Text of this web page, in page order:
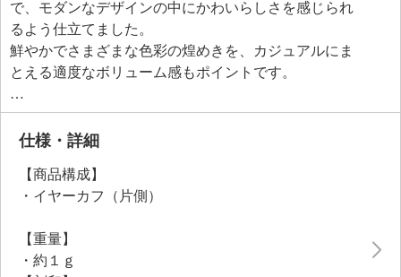
で、モダンなデザインの中にかわいらしさを感じられ
るよう仕立てました。
鮮やかでさまざまな色彩の煌めきを、カジュアルにま
とえる適度なボリューム感もポイントです。
着け心地の良さにこだわり、サイズ感や開口部の端の
整え方など細部を設計。
イヤリング派もピアス派も問わないため、大切な方へ
シルバーの地金にゴールドトーンコートをほどこし、
華やかに仕立てました。
仕様・詳細
【商品構成】
・イヤーカフ（片側）
【重量】
・約１ｇ